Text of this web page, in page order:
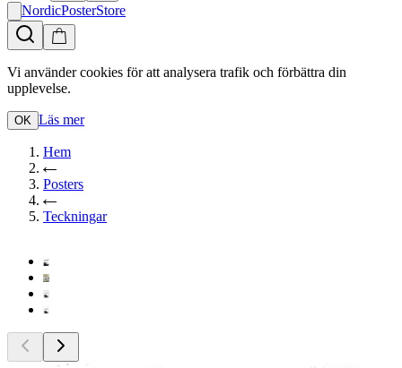
NordicPosterStore
Vi använder cookies för att analysera trafik och förbättra din
upplevelse.
OK Läs mer
Hem
Posters
Teckningar